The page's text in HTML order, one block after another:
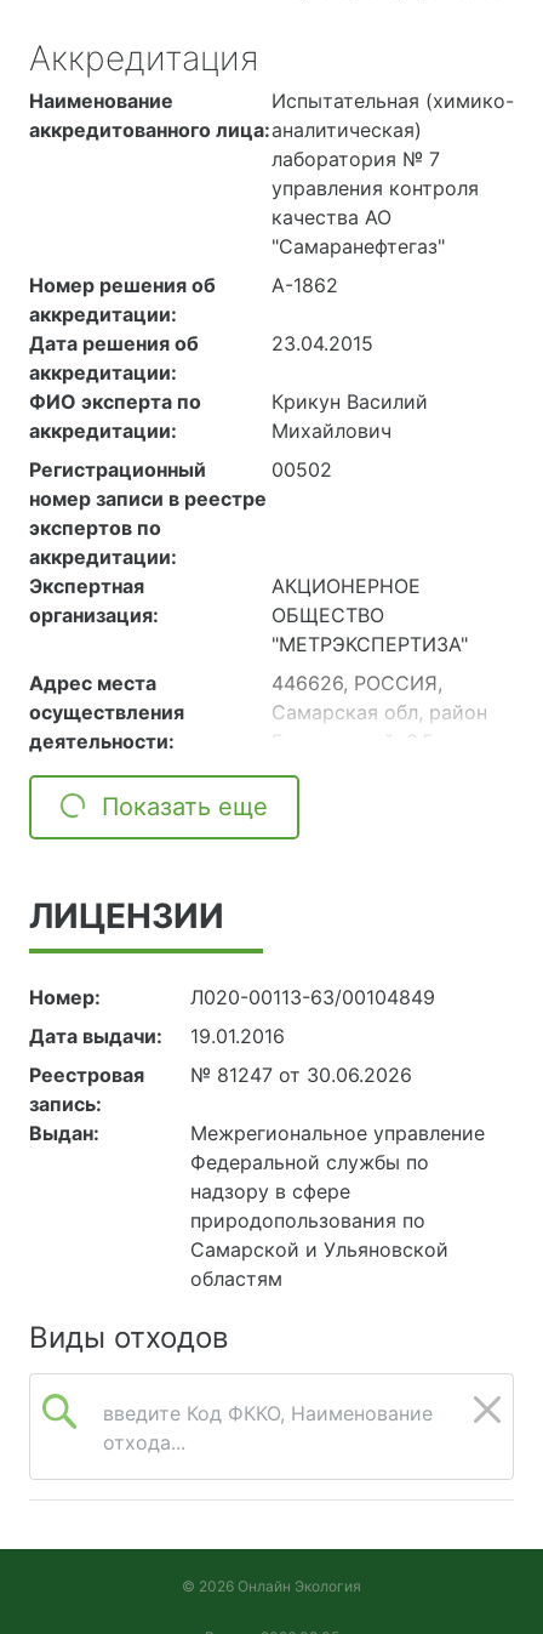
Аккредитация
Наименование
аккредитованного лица:
Испытательная (химико-
аналитическая)
лаборатория № 7
управления контроля
качества АО
"Самаранефтегаз"
Номер решения об
аккредитации:
А-1862
Дата решения об
аккредитации:
23.04.2015
ФИО эксперта по
аккредитации:
Крикун Василий
Михайлович
Регистрационный
номер записи в реестре
экспертов по
аккредитации:
00502
Экспертная
организация:
АКЦИОНЕРНОЕ
ОБЩЕСТВО
"МЕТРЭКСПЕРТИЗА"
Адрес места
осуществления
деятельности:
446626, РОССИЯ,
Самарская обл, район
Богатовский, 6,5 км
северо-восточнее г.
(хранение арбитражных
проб, реактивов,
(Реализация процессов,
неотъемлемой частью
функционирования
системы менеджмента).
Показать еще
ЛИЦЕНЗИИ
Номер:
Л020-00113-63/00104849
Дата выдачи:
19.01.2016
Реестровая
запись:
№ 81247 от 30.06.2026
Выдан:
Межрегиональное управление
Федеральной службы по
надзору в сфере
природопользования по
Самарской и Ульяновской
областям
Виды отходов
введите Код ФККО, Наименование
отхода...
© 2026 Онлайн Экология